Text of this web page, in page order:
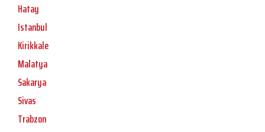
Hatay
Istanbul
Kirikkale
Malatya
Sakarya
Sivas
Trabzon